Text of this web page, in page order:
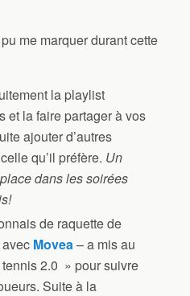
me marquer durant cette
la playlist
et la faire partager à vos
ajouter d’autres
qu’il préfère. Un
dans les soirées
de raquette de
Movea– a mis au
2.0 » pour suivre
Suite à la